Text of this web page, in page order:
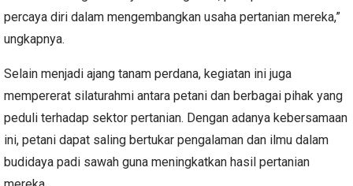
percaya diri dalam mengembangkan usaha pertanian mereka,”
ungkapnya.
Selain menjadi ajang tanam perdana, kegiatan ini juga
mempererat silaturahmi antara petani dan berbagai pihak yang
peduli terhadap sektor pertanian. Dengan adanya kebersamaan
ini, petani dapat saling bertukar pengalaman dan ilmu dalam
budidaya padi sawah guna meningkatkan hasil pertanian